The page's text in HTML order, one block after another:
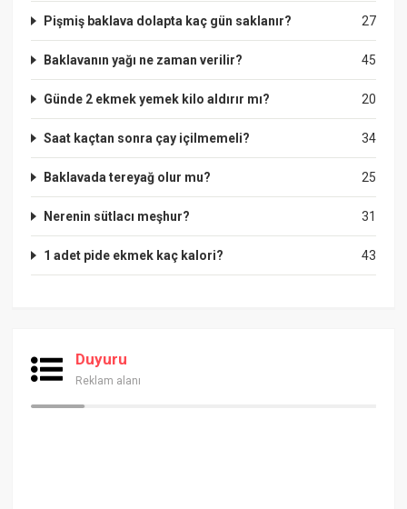
27
Pişmiş baklava dolapta kaç gün saklanır?
45
Baklavanın yağı ne zaman verilir?
20
Günde 2 ekmek yemek kilo aldırır mı?
34
Saat kaçtan sonra çay içilmemeli?
25
Baklavada tereyağ olur mu?
31
Nerenin sütlacı meşhur?
43
1 adet pide ekmek kaç kalori?
Duyuru
Reklam alanı